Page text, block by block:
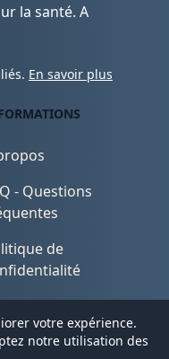
la santé. A
En savoir plus
- Questions
de
d'utilisation
votre expérience.
notre utilisation des